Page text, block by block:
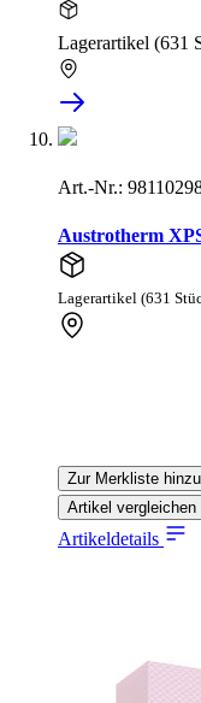
Lagerartikel (631
Art.-Nr.:
Austrotherm
Lagerartikel (631
Zur Merkliste
Artikel vergleichen
Artikeldetails